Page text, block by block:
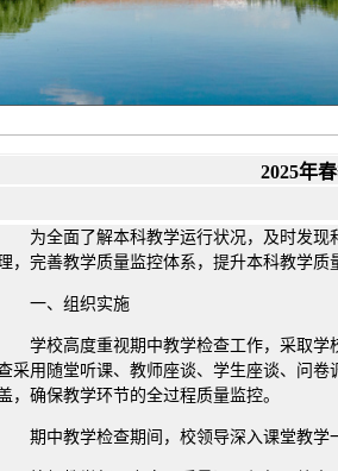
2025年
为全面了解本科教学运行状况，及时发
，完善教学质量监控体系，提升本科教学质
一、组织实施
学校高度重视期中教学检查工作，采取
采用随堂听课、教师座谈、学生座谈、问
，确保教学环节的全过程质量监控。
期中教学检查期间，校领导深入课堂教学